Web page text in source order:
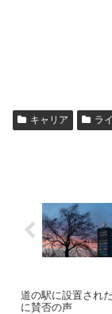
キャリア ラ
道の駅に設置され
に賛否の声